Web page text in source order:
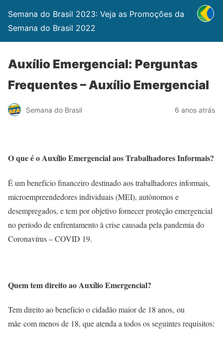
Semana do Brasil 2023: Veja as Promoções da
Semana do Brasil 2022
Auxílio Emergencial: Perguntas
Frequentes – Auxílio Emergencial
Semana do Brasil 6 anos atrás
O que é o Auxílio Emergencial aos Trabalhadores Informais?
É um benefício financeiro destinado aos trabalhadores informais,
microempreendedores individuais (MEI), autônomos e
desempregados, e tem por objetivo fornecer proteção emergencial
no período de enfrentamento à crise causada pela pandemia do
Coronavírus – COVID 19.
Quem tem direito ao Auxílio Emergencial?
Tem direito ao benefício o cidadão maior de 18 anos, ou
mãe com menos de 18, que atenda a todos os seguintes requisitos: